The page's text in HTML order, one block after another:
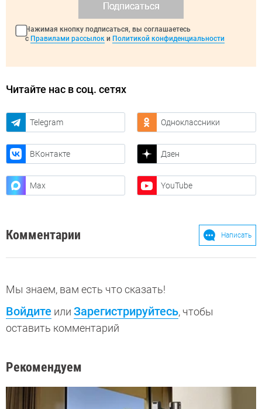
Подписаться
Нажимая кнопку подписаться, вы соглашаетесь
с Правилами рассылок и Политикой конфиденциальности
Читайте нас в соц. сетях
Telegram Одноклассники
ВКонтакте Дзен
Max YouTube
Комментарии Написать
Мы знаем, вам есть что сказать!
Войдите или Зарегистрируйтесь, чтобы
оставить комментарий
Рекомендуем